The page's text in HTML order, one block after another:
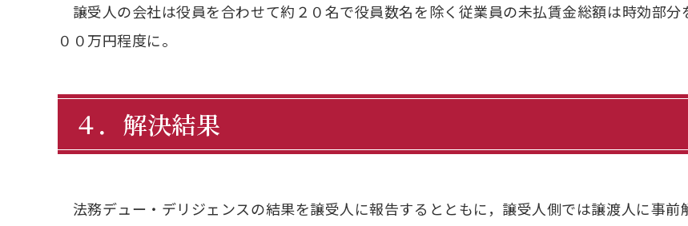
譲受人の会社は役員を合わせて約２０名で役員数名を除く従業員の未払賃金総額は時効部分
００万円程度に。
４．解決結果
法務デュー・デリジェンスの結果を譲受人に報告するとともに，譲受人側では譲渡人に事前